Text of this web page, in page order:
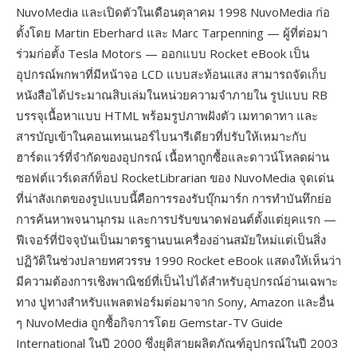
NuvoMedia และเปิดตัวในเดือนตุลาคม 1998 NuvoMedia ก่อ
ตั้งโดย Martin Eberhard และ Marc Tarpenning — ผู้ที่ต่อมา
ร่วมก่อตั้ง Tesla Motors — ออกแบบ Rocket eBook เป็น
อุปกรณ์พกพาที่มีหน้าจอ LCD แบบสะท้อนแสง สามารถจัดเก็บ
หนังสือได้ประมาณสิบเล่มในหน่วยความจำภายใน รูปแบบ RB
บรรจุเนื้อหาแบบ HTML พร้อมรูปภาพฝังตัว เมทาดาทา และ
สารบัญเข้าในคอนเทนเนอร์ไบนารีเดียวที่ปรับให้เหมาะกับ
ฮาร์ดแวร์ที่จำกัดของอุปกรณ์ เนื้อหาถูกซื้อและดาวน์โหลดผ่าน
ซอฟต์แวร์เดสก์ท็อป RocketLibrarian ของ NuvoMedia จุดเด่น
ที่น่าสังเกตของรูปแบบนี้คือการรองรับบุ๊กมาร์ก การทำบันทึกย่อ
การค้นหาพจนานุกรม และการปรับขนาดฟอนต์ตั้งแต่ยุคแรก —
ฟีเจอร์ที่ปัจจุบันเป็นมาตรฐานบนเครื่องอ่านสมัยใหม่แต่เป็นสิ่ง
ปฏิวัติในช่วงปลายทศวรรษ 1990 Rocket eBook แสดงให้เห็นว่า
มีความต้องการเชิงพาณิชย์ที่เป็นไปได้สำหรับอุปกรณ์อ่านเฉพาะ
ทาง ปูทางสำหรับแพลตฟอร์มต่อมาจาก Sony, Amazon และอื่น
ๆ NuvoMedia ถูกซื้อกิจการโดย Gemstar-TV Guide
International ในปี 2000 ซึ่งยุติสายผลิตภัณฑ์อุปกรณ์ในปี 2003